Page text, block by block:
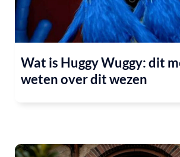
Wat is Huggy Wuggy: dit
weten over dit wezen